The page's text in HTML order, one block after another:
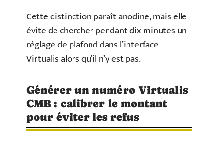
Cette distinction paraît anodine, mais elle
évite de chercher pendant dix minutes un
réglage de plafond dans l’interface
Virtualis alors qu’il n’y est pas.
Générer un numéro Virtualis
CMB : calibrer le montant
pour éviter les refus